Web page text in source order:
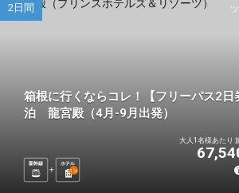
2日間
箱根に行くならコレ！【フリーパス2日
泊 龍宮殿（4月-9月出発）
新幹線
ホテル
1 泊
大人1名様あたり